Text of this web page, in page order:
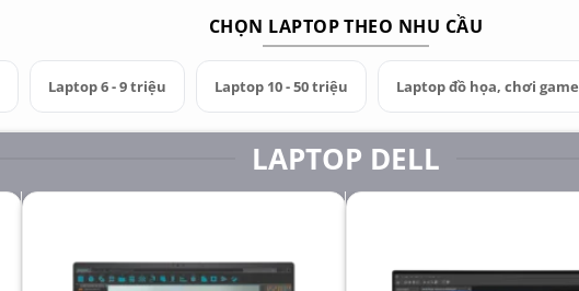
CHỌN LAPTOP THEO NHU CẦU
Laptop 6 - 9 triệu Laptop 10 - 50 triệu Laptop đồ họa, chơi game
LAPTOP DELL